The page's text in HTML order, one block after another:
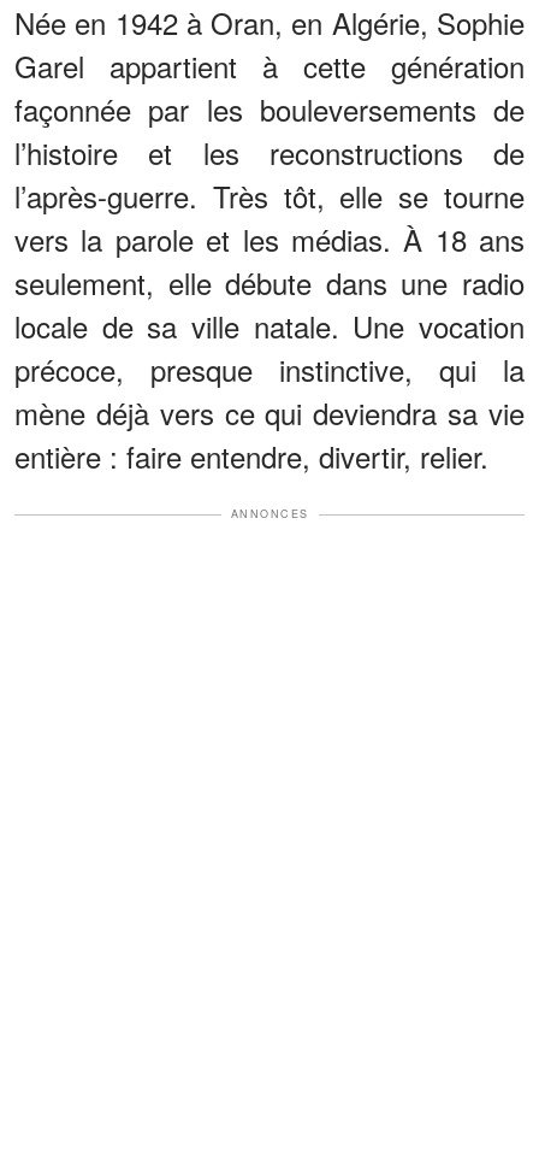
Née en 1942 à Oran, en Algérie, Sophie
Garel appartient à cette génération
façonnée par les bouleversements de
l’histoire et les reconstructions de
l’après-guerre. Très tôt, elle se tourne
vers la parole et les médias. À 18 ans
seulement, elle débute dans une radio
locale de sa ville natale. Une vocation
précoce, presque instinctive, qui la
mène déjà vers ce qui deviendra sa vie
entière : faire entendre, divertir, relier.
ANNONCES